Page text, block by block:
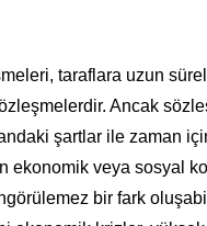
taraflara uzun
Ancak
şartlar ile zaman
ekonomik veya sosyal
bir fark